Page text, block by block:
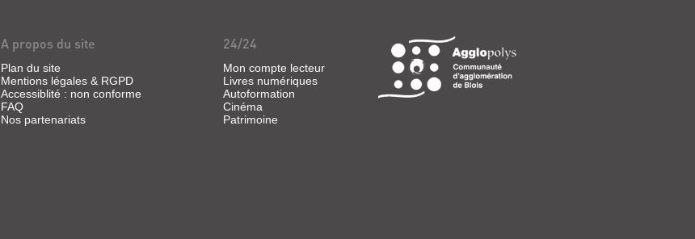
A propos du site
Plan du site
Mentions légales & RGPD
Accessiblité : non conforme
FAQ
Nos partenariats
24/24
Mon compte lecteur
Livres numériques
Autoformation
Cinéma
Patrimoine